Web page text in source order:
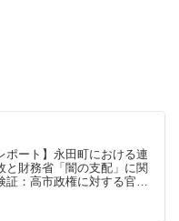
ポート】永田町における連
と財務省「闇の支配」に関
証：高市政権に対する官僚